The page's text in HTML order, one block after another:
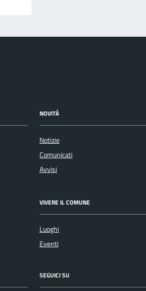
NOVITÀ
Notizie
Comunicati
Avvisi
VIVERE IL COMUNE
Luoghi
Eventi
SEGUICI SU